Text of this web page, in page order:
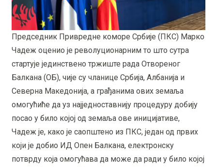
Председник Привредне коморе Србије (ПКС) Марко
Чадеж оценио је револуционарним то што сутра
стартује јединствено тржиште рада Отвореног
Балкана (ОБ), чије су чланице Србија, Албанија и
Северна Македонија, а грађанима ових земаља
омогућиће да уз најједноставнију процедуру добију
посао у било којој од земаља ове иницијативе,
Чадеж је, како је саопштено из ПКС, један од првих
који је добио ИД Опен Балкана, електронску
потврду која омогућава да може да ради у било којој